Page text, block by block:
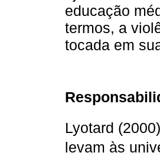
educação
termos, a
tocada em
Lyotard
levam às